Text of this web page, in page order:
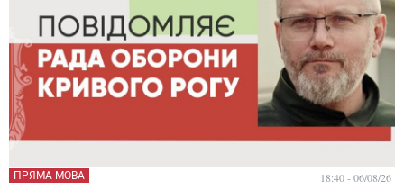
ПРЯМА МОВА 18:40 - 06/08/26